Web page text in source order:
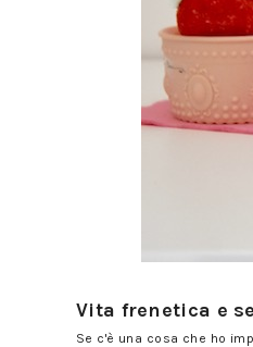
Vita frenetica e
Se c'è una cosa che ho